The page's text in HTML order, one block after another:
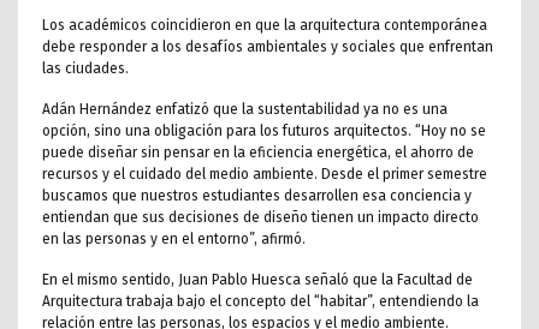
Los académicos coincidieron en que la arquitectura contemporánea
debe responder a los desafíos ambientales y sociales que enfrentan
las ciudades.
Adán Hernández enfatizó que la sustentabilidad ya no es una
opción, sino una obligación para los futuros arquitectos. “Hoy no se
puede diseñar sin pensar en la eficiencia energética, el ahorro de
recursos y el cuidado del medio ambiente. Desde el primer semestre
buscamos que nuestros estudiantes desarrollen esa conciencia y
entiendan que sus decisiones de diseño tienen un impacto directo
en las personas y en el entorno”, afirmó.
En el mismo sentido, Juan Pablo Huesca señaló que la Facultad de
Arquitectura trabaja bajo el concepto del “habitar”, entendiendo la
relación entre las personas, los espacios y el medio ambiente.